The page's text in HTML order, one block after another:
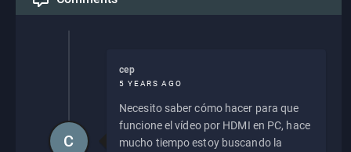
cep
5 YEARS AGO
Necesito saber cómo hacer para que
funcione el vídeo por HDMI en PC, hace
mucho tiempo estoy buscando la
C